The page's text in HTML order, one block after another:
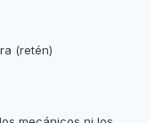
(retén)